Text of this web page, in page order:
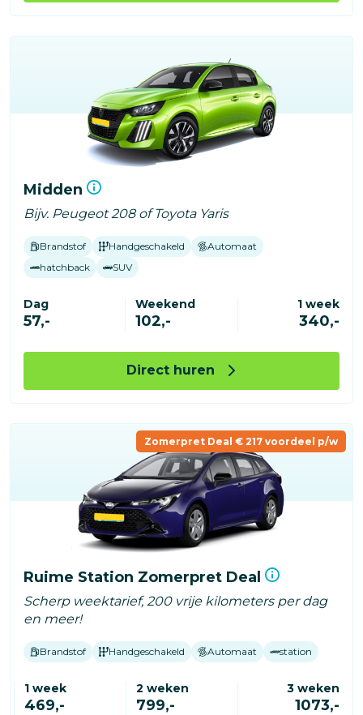
Midden
Bijv. Peugeot 208 of Toyota Yaris
Brandstof Handgeschakeld
Automaat
hatchback
SUV
Dag
57,-
Weekend
102,-
1 week
340,-
Direct huren
Zomerpret Deal € 217 voordeel p/w
Ruime Station Zomerpret Deal
Scherp weektarief, 200 vrije kilometers per dag
en meer!
Brandstof Handgeschakeld Automaat station
1 week
469,-
2 weken
799,-
3 weken
1073,-